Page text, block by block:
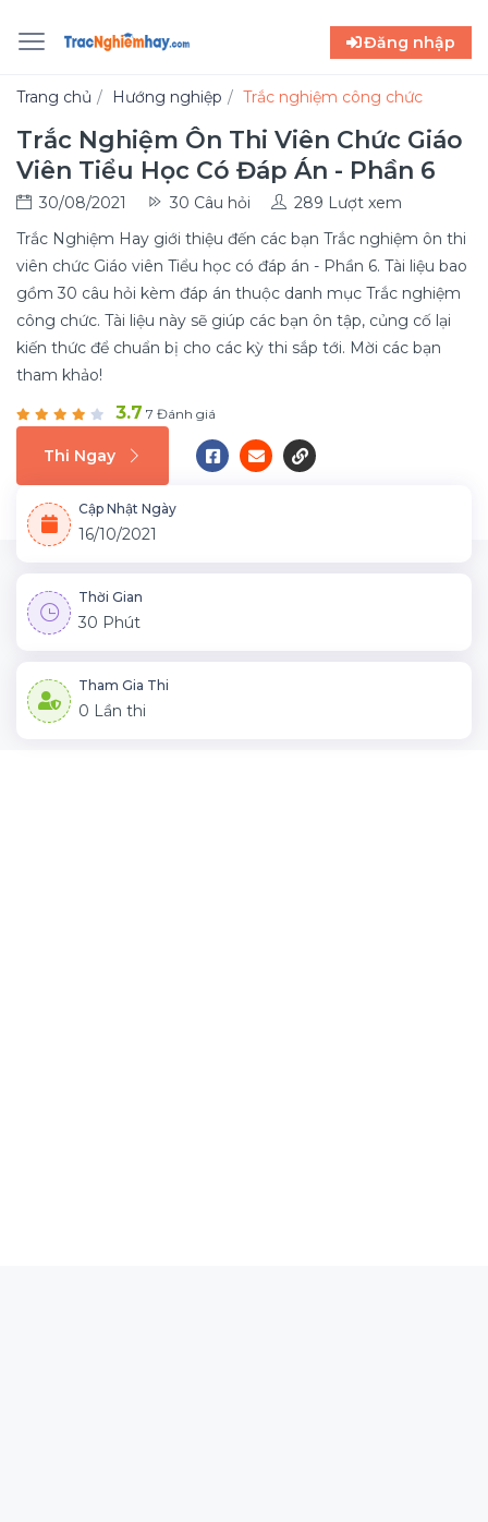
Đăng nhập
Trang chủ Hướng nghiệp Trắc nghiệm công chức
Trắc Nghiệm Ôn Thi Viên Chức Giáo
Viên Tiểu Học Có Đáp Án - Phần 6
30/08/2021 30 Câu hỏi
289 Lượt xem
Trắc Nghiệm Hay giới thiệu đến các bạn Trắc nghiệm ôn thi
viên chức Giáo viên Tiểu học có đáp án - Phần 6. Tài liệu bao
gồm 30 câu hỏi kèm đáp án thuộc danh mục Trắc nghiệm
công chức. Tài liệu này sẽ giúp các bạn ôn tập, củng cố lại
kiến thức để chuẩn bị cho các kỳ thi sắp tới. Mời các bạn
tham khảo!
3.7 7 Đánh giá
Thi Ngay
Cập Nhật Ngày
16/10/2021
Thời Gian
30 Phút
Tham Gia Thi
0 Lần thi